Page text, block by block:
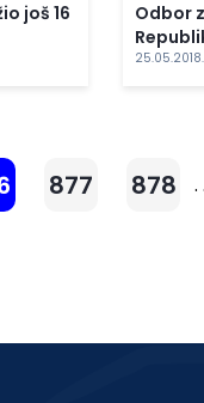
još 16
Odbor
877 878 .